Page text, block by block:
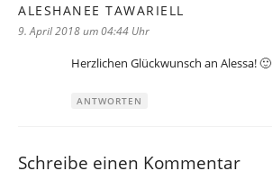
ALESHANEE TAWARIELL
9. April 2018 um 04:44 Uhr
Herzlichen Glückwunsch an Alessa! 🙂
ANTWORTEN
Schreibe einen Kommentar